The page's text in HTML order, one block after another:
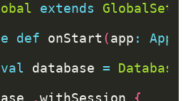
extends
def onStart (app :
val database = Database